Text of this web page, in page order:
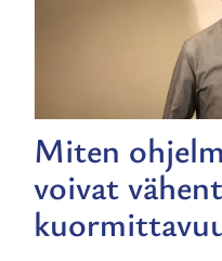
Miten
voivat